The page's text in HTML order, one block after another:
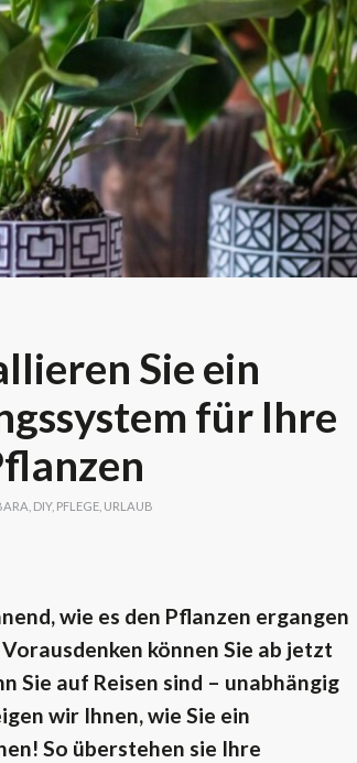
Sie ein
für Ihre
DIY, PFLEGE, URLAUB
wie es den Pflanzen ergangen
können Sie ab jetzt
Sie auf Reisen sind – unabhängig
wir Ihnen, wie Sie ein
So überstehen sie Ihre